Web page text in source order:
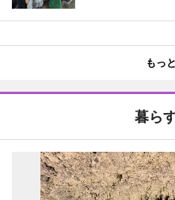
もっ
暮ら